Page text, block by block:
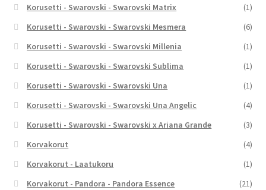
Korusetti - Swarovski - Swarovski Matrix
(1)
Korusetti - Swarovski - Swarovski Mesmera
(6)
Korusetti - Swarovski - Swarovski Millenia
(1)
Korusetti - Swarovski - Swarovski Sublima
(1)
Korusetti - Swarovski - Swarovski Una
(1)
Korusetti - Swarovski - Swarovski Una Angelic
(4)
Korusetti - Swarovski - Swarovski x Ariana Grande
(3)
Korvakorut
(4)
Korvakorut - Laatukoru
(1)
Korvakorut - Pandora - Pandora Essence
(21)